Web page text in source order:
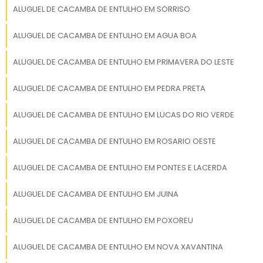
caçambas?
O prazo de locação das caçambas pode
geralmente entre 3 a 7 dias. Oferecemos
andamento do projeto.
Como é realizado o descarte dos
resíduos?
ou centros de reciclagem, em conformidade
ALUGUEL DE CACAMBA DE ENTULHO EM SORRISO
ALUGUEL DE CACAMBA DE ENTULHO EM AGUA BOA
ALUGUEL DE CACAMBA DE ENTULHO EM PRIMAVERA DO LESTE
ALUGUEL DE CACAMBA DE ENTULHO EM PEDRA PRETA
ALUGUEL DE CACAMBA DE ENTULHO EM LUCAS DO RIO VERDE
ALUGUEL DE CACAMBA DE ENTULHO EM ROSARIO OESTE
ALUGUEL DE CACAMBA DE ENTULHO EM PONTES E LACERDA
ALUGUEL DE CACAMBA DE ENTULHO EM JUINA
ALUGUEL DE CACAMBA DE ENTULHO EM POXOREU
ALUGUEL DE CACAMBA DE ENTULHO EM NOVA XAVANTINA